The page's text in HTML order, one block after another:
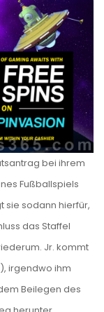
bei ihrem
Fußballspiels
sie sodann hierfür,
das Staffel
Jr. kommt
irgendwo ihm
Beilegen des